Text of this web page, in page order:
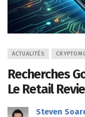
ACTUALITÉS
Recherches
Le Retail
Steven